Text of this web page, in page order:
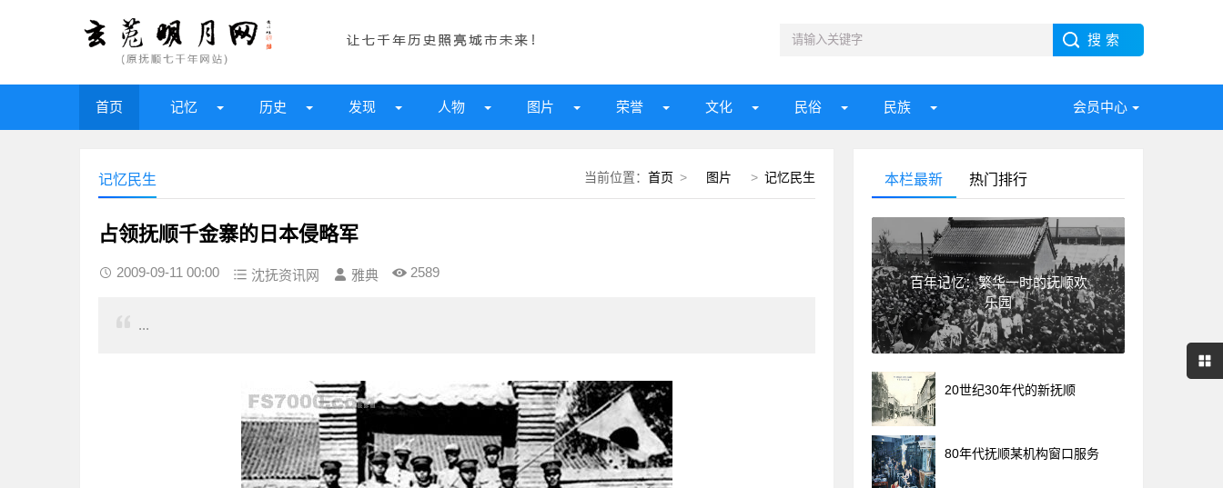
首页 记忆 历史 发现 人物 图片 荣誉 文化 民俗 民族 会员中心
当前位置： 首页 > 图片 > 记忆民生
记忆民生
占领抚顺千金寨的日本侵略军
2009-09-11 00:00 沈抚资讯网 雅典 2589
...
本栏最新 热门排行
百年记忆：繁华一时的抚顺欢
乐园
20世纪30年代的新抚顺
80年代抚顺某机构窗口服务